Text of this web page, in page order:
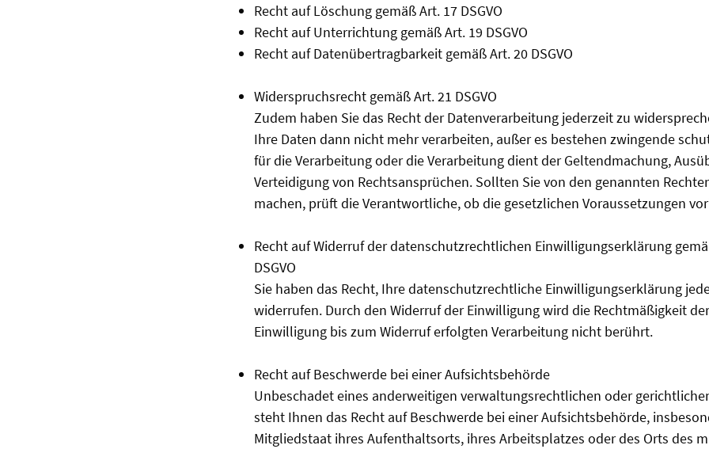
Recht auf Löschung gemäß Art. 17 DSGVO
Recht auf Unterrichtung gemäß Art. 19 DSGVO
Recht auf Datenübertragbarkeit gemäß Art. 20 DSGVO
Widerspruchsrecht gemäß Art. 21 DSGVO
Zudem haben Sie das Recht der Datenverarbeitung jederzeit zu
Ihre Daten dann nicht mehr verarbeiten, außer es bestehen zwingende
für die Verarbeitung oder die Verarbeitung dient der Geltendmachung,
Verteidigung von Rechtsansprüchen. Sollten Sie von den genannten
machen, prüft die Verantwortliche, ob die gesetzlichen Voraussetzungen
Recht auf Widerruf der datenschutzrechtlichen Einwilligungserklärung
DSGVO
Sie haben das Recht, Ihre datenschutzrechtliche Einwilligungserklärung
widerrufen. Durch den Widerruf der Einwilligung wird die Rechtmäßigkeit
Einwilligung bis zum Widerruf erfolgten Verarbeitung nicht berührt.
Recht auf Beschwerde bei einer Aufsichtsbehörde
Unbeschadet eines anderweitigen verwaltungsrechtlichen oder
steht Ihnen das Recht auf Beschwerde bei einer Aufsichtsbehörde,
Mitgliedstaat ihres Aufenthaltsorts, ihres Arbeitsplatzes oder des Orts des